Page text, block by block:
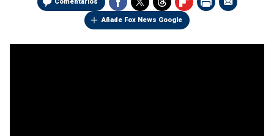
Añade Fox News Google